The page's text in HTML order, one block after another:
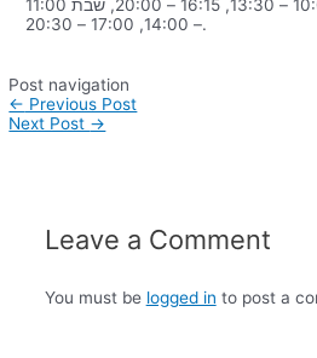
שני-שישי 10:00 – 13:30, 16:15 – 20:00, שבת 11:00
– 14:00, 17:00 – 20:30.
Post navigation
← Previous Post
Next Post →
Leave a Comment
You must be logged in to post a